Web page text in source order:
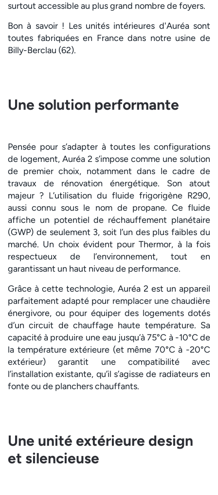
surtout accessible au plus grand nombre de foyers.
Bon à savoir ! Les unités intérieures d'Auréa sont
toutes fabriquées en France dans notre usine de
Billy-Berclau (62).
Une solution performante
Pensée pour s’adapter à toutes les configurations
de logement, Auréa 2 s’impose comme une solution
de premier choix, notamment dans le cadre de
travaux de rénovation énergétique. Son atout
majeur ? L’utilisation du fluide frigorigène R290,
aussi connu sous le nom de propane. Ce fluide
affiche un potentiel de réchauffement planétaire
(GWP) de seulement 3, soit l’un des plus faibles du
marché. Un choix évident pour Thermor, à la fois
respectueux de l’environnement, tout en
garantissant un haut niveau de performance.
Grâce à cette technologie, Auréa 2 est un appareil
parfaitement adapté pour remplacer une chaudière
énergivore, ou pour équiper des logements dotés
d’un circuit de chauffage haute température. Sa
capacité à produire une eau jusqu’à 75°C à -10°C de
la température extérieure (et même 70°C à -20°C
extérieur) garantit une compatibilité avec
l’installation existante, qu’il s’agisse de radiateurs en
fonte ou de planchers chauffants.
Une unité extérieure design
et silencieuse